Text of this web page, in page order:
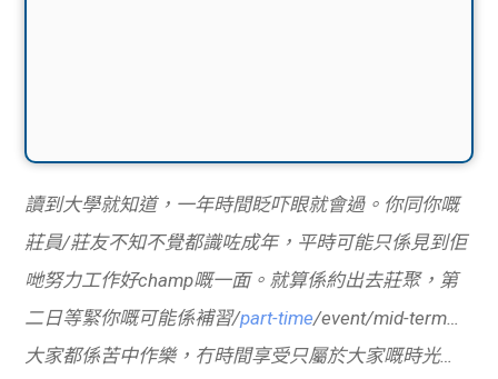
讀到大學就知道，一年時間眨吓眼就會過。你同你嘅
莊員/莊友不知不覺都識咗成年，平時可能只係見到佢
哋努力工作好champ嘅一面。就算係約出去莊聚，第
二日等緊你嘅可能係補習/part-time/event/mid-term…
大家都係苦中作樂，冇時間享受只屬於大家嘅時光…